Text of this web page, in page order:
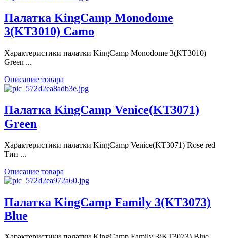
Палатка KingCamp Monodome
3(KT3010) Camo
Характеристики палатки KingCamp Monodome 3(KT3010)
Green ...
Описание товара
Палатка KingCamp Venice(KT3071)
Green
Характеристики палатки KingCamp Venice(KT3071) Rose red
Тип ...
Описание товара
Палатка KingCamp Family 3(KT3073)
Blue